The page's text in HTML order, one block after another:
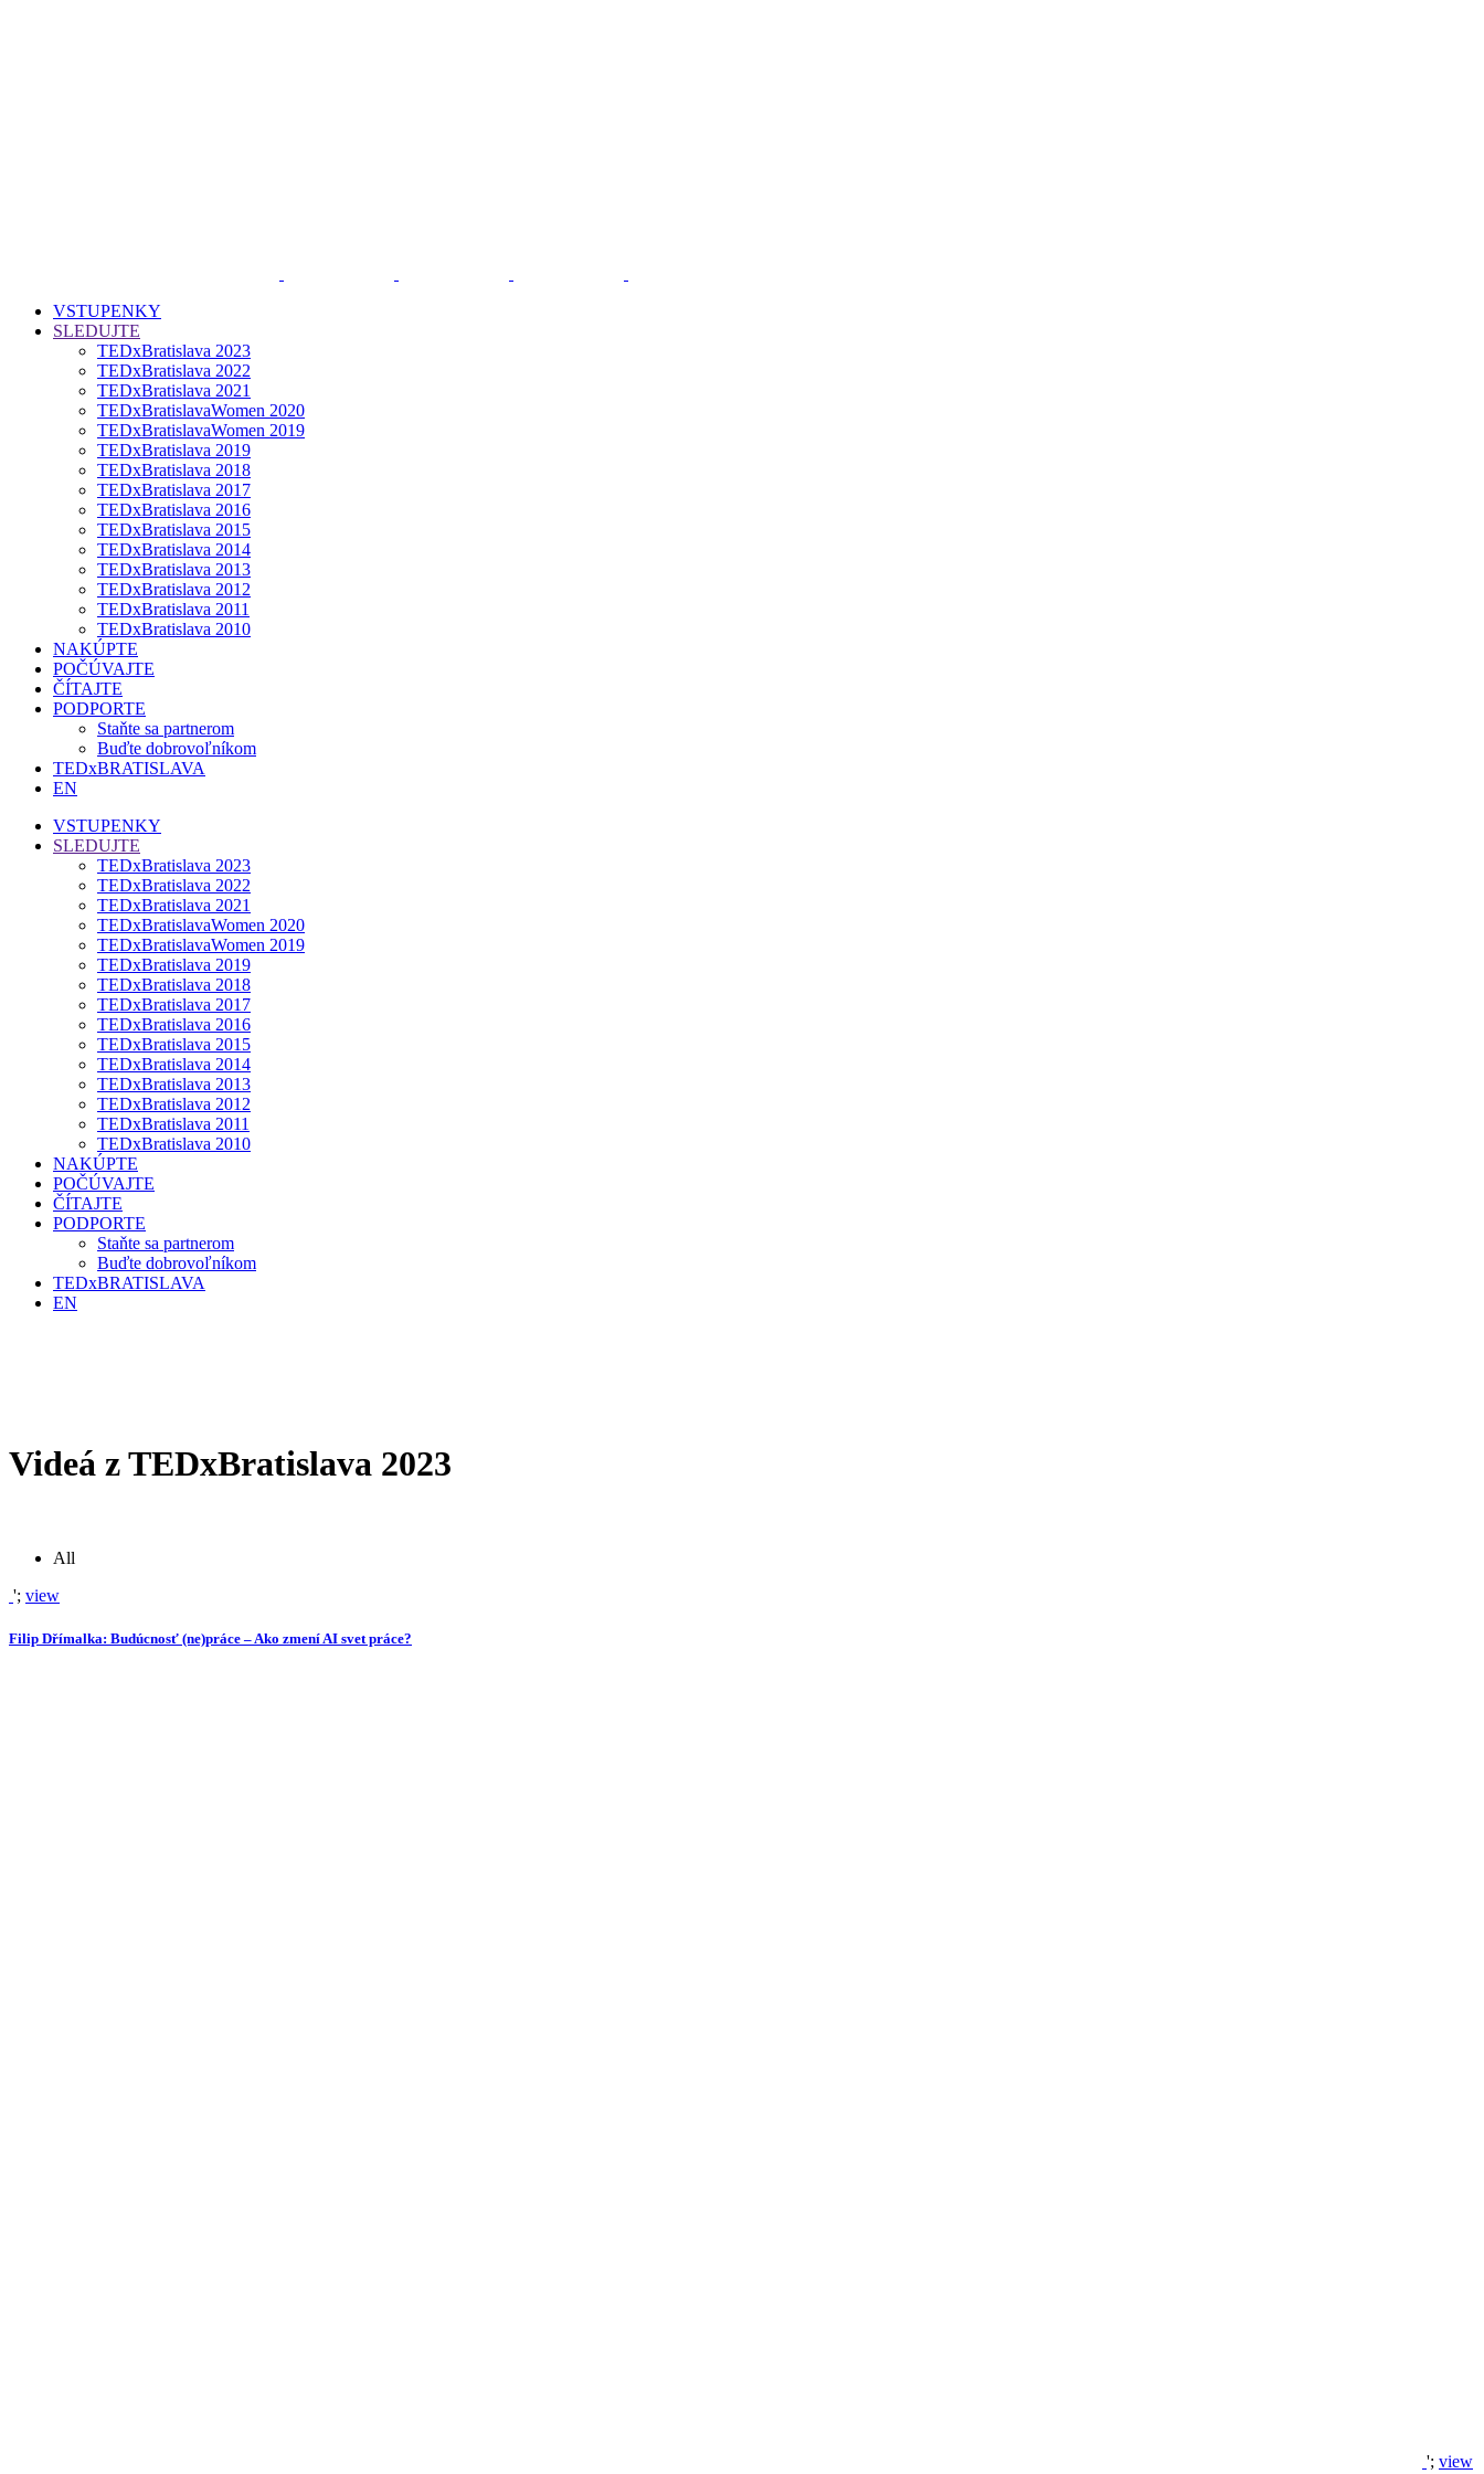
VSTUPENKY
SLEDUJTE
TEDxBratislava 2023
TEDxBratislava 2022
TEDxBratislava 2021
TEDxBratislavaWomen 2020
TEDxBratislavaWomen 2019
TEDxBratislava 2019
TEDxBratislava 2018
TEDxBratislava 2017
TEDxBratislava 2016
TEDxBratislava 2015
TEDxBratislava 2014
TEDxBratislava 2013
TEDxBratislava 2012
TEDxBratislava 2011
TEDxBratislava 2010
NAKÚPTE
POČÚVAJTE
ČÍTAJTE
PODPORTE
Staňte sa partnerom
Buďte dobrovoľníkom
TEDxBRATISLAVA
EN
VSTUPENKY
SLEDUJTE
TEDxBratislava 2023
TEDxBratislava 2022
TEDxBratislava 2021
TEDxBratislavaWomen 2020
TEDxBratislavaWomen 2019
TEDxBratislava 2019
TEDxBratislava 2018
TEDxBratislava 2017
TEDxBratislava 2016
TEDxBratislava 2015
TEDxBratislava 2014
TEDxBratislava 2013
TEDxBratislava 2012
TEDxBratislava 2011
TEDxBratislava 2010
NAKÚPTE
POČÚVAJTE
ČÍTAJTE
PODPORTE
Staňte sa partnerom
Buďte dobrovoľníkom
TEDxBRATISLAVA
EN
Videá z TEDxBratislava 2023
All
'; view
Filip Dřímalka: Budúcnosť (ne)práce – Ako zmení AI svet práce?
'; view